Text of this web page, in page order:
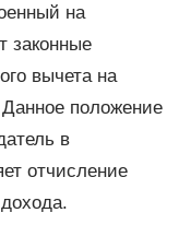
на
законные
вычета на
положение
в
отчисление